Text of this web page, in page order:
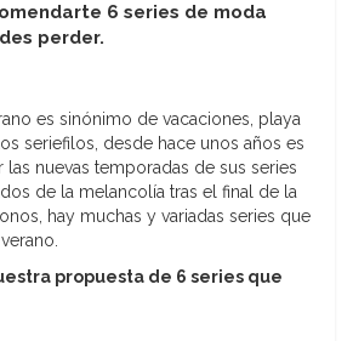
6 series de moda
perder.
es sinónimo de vacaciones, playa
seriefilos, desde hace unos años es
nuevas temporadas de sus series
de la melancolía tras el final de la
hay muchas y variadas series que
propuesta de 6 series que